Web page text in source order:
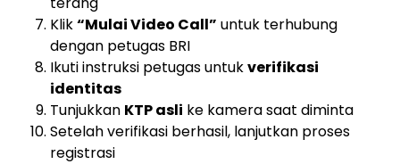
Klik“Mulai Video Call” untuk terhubung
dengan petugas BRI
Ikuti instruksi petugas untukverifikasi
identitas
Tunjukkan KTP asli ke kamera saat diminta
Setelah verifikasi berhasil, lanjutkan proses
registrasi